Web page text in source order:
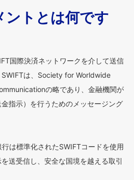
ントとは何です
国際決済ネットワークを介して送信
SWIFTは、Society for Worldwide
の略であり、金融機関が
指示）を行うためのメッセージング
は標準化されたSWIFTコードを使用
送受信し、安全な国境を越える取引